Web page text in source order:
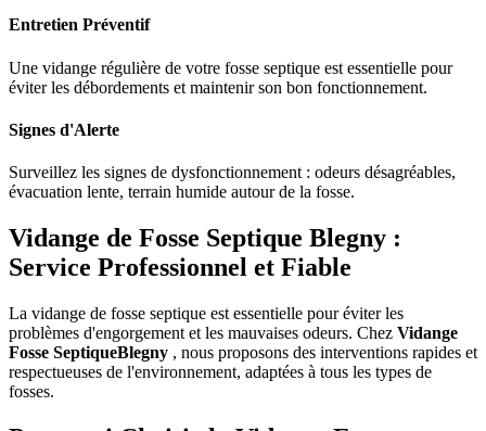
Entretien Préventif
Une vidange régulière de votre fosse septique est essentielle pour
éviter les débordements et maintenir son bon fonctionnement.
Signes d'Alerte
Surveillez les signes de dysfonctionnement : odeurs désagréables,
évacuation lente, terrain humide autour de la fosse.
Vidange de Fosse Septique Blegny :
Service Professionnel et Fiable
La vidange de fosse septique est essentielle pour éviter les
problèmes d'engorgement et les mauvaises odeurs. Chez Vidange
Fosse SeptiqueBlegny , nous proposons des interventions rapides et
respectueuses de l'environnement, adaptées à tous les types de
fosses.